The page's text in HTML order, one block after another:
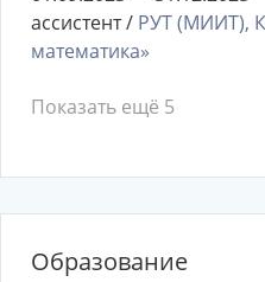
ассистент / РУТ (МИИТ),
математика»
Показать ещё 5
Образование